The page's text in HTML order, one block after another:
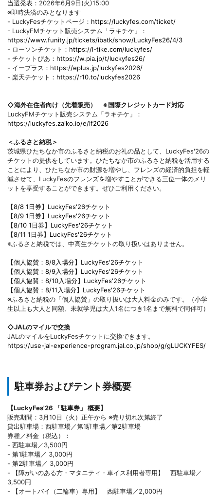
当選発表：2026年6月9日(火)15:00
※即時決済のみとなります
- LuckyFesチケットページ： https://luckyfes.com/ticket/
- LuckyFMチケット販売システム「ラキチケ」：
https://www.funity.jp/tickets/ibatk/show/LuckyFes26/4/3
- ローソンチケット： https://l-tike.com/luckyfes/
- チケットぴあ： https://w.pia.jp/t/luckyfes26/
- イープラス： https://eplus.jp/luckyfes2026/
- 楽天チケット： https://r10.to/luckyfes2026
◇海外在住者向け（先着販売） ※国際クレジットカード対応
LuckyFMチケット販売システム「ラキチケ」：
https://luckyfes.zaiko.io/e/lf2026
＜ふるさと納税＞
茨城県ひたちなか市のふるさと納税のお礼の品として、LuckyFes'26の
チケットの提供をしています。ひたちなか市のふるさと納税を活用する
ことにより、ひたちなか市の財源を増やし、フレンズの経済的負担を軽
減させて、LuckyFesのフレンズを増やすことができる三位一体のメリ
ットを享受することができます。ぜひご利用ください。
【8/8 1日券】LuckyFes'26チケット
【8/9 1日券】LuckyFes'26チケット
【8/10 1日券】LuckyFes'26チケット
【8/11 1日券】LuckyFes'26チケット
※ふるさと納税では、中高生チケットの取り扱いはありません。
【個人協賛：8/8入場分】LuckyFes'26チケット
【個人協賛：8/9入場分】LuckyFes'26チケット
【個人協賛：8/10入場分】LuckyFes'26チケット
【個人協賛：8/11入場分】LuckyFes'26チケット
※ふるさと納税の「個人協賛」の取り扱いは大人料金のみです。（小学
生以上も大人と同額、未就学児は大人1名につき1名まで無料で同伴可）
◇JALのマイルで交換
JALのマイルをLuckyFesチケットに交換できます。
https://use-jal-experience-program.jal.co.jp/shop/g/gLUCKYFES/
駐車券およびテント券概要
【LuckyFes'26 「駐車券」 概要】
販売期間：3月10日（火）正午から ※売り切れ次第終了
貸出駐車場：西駐車場／第1駐車場／第2駐車場
券種／料金（税込）：
- 西駐車場／3,500円
- 第1駐車場／ 3,000円
- 第2駐車場／ 3,000円
- 【障がいのある方・マタニティ・車イス利用者専用】 西駐車場／
3,500円
- 【オートバイ（二輪車）専用】 西駐車場／2,000円